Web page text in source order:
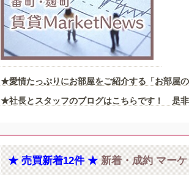
★愛情たっぷりにお部屋をご紹介する 「お部屋
★社長とスタッフのブログはこちらです！ 是非
★ 売買新着12件 ★新着・成約 マー